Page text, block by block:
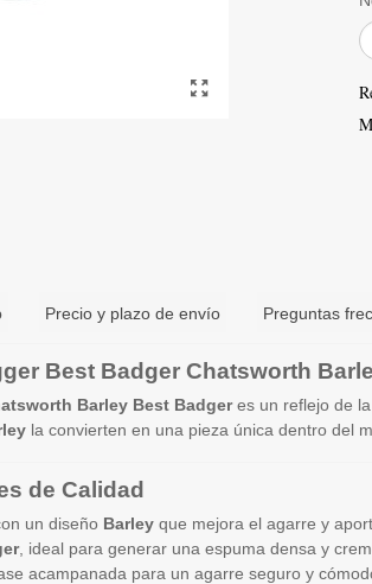
Precio y plazo de envío Preguntas
Best Badger Chatsworth
Barley Best Badgeres un reflejo de la
la convierten en una pieza única dentro del
de Calidad
un diseño Barley que mejora el agarre y
, ideal para generar una espuma densa y
acampanada para un agarre seguro y